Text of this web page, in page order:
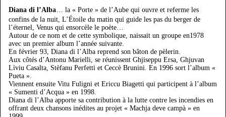
Diana di l’Alba… la « Porte » de l’Aube qui ouvre et referme les
confins de la nuit, L’Étoile du matin qui guide les pas du berger de
l’éternel, Venus qui ensorcèle le poète…
Autour de ce nom et de cette symbolique, naissait un groupe en1978
avec un premier album l’année suivante.
En février 93, Diana di l’Alba reprend son bâton de pèlerin.
Aux côtés d’Antonu Marielli, se réunissent Ghjiseppu Ersa, Ghjuvan
Lìviu Casalta, Stèfanu Perfetti et Ceccè Brunini. En 1996 sort l’album «
Pueta ».
Viennent ensuite Vitu Fuligni et Ericcu Biagetti qui participent à l’album
« Sumenti d’Acqua » en 1998.
Diana di l’Alba apporte sa contribution à la lutte contre les incendies en
offrant deux chansons inédites au projet « Machja deve campà » en